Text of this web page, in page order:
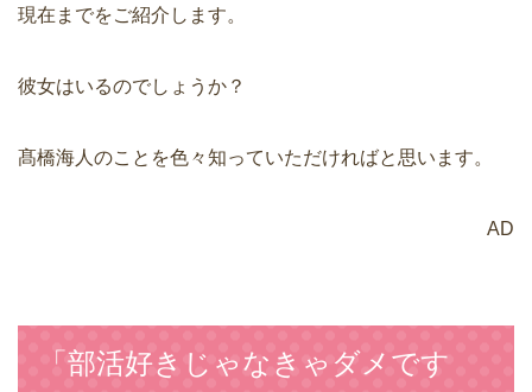
現在までをご紹介します。
彼女はいるのでしょうか？
髙橋海人のことを色々知っていただければと思います。
AD
「部活好きじゃなきゃダメです